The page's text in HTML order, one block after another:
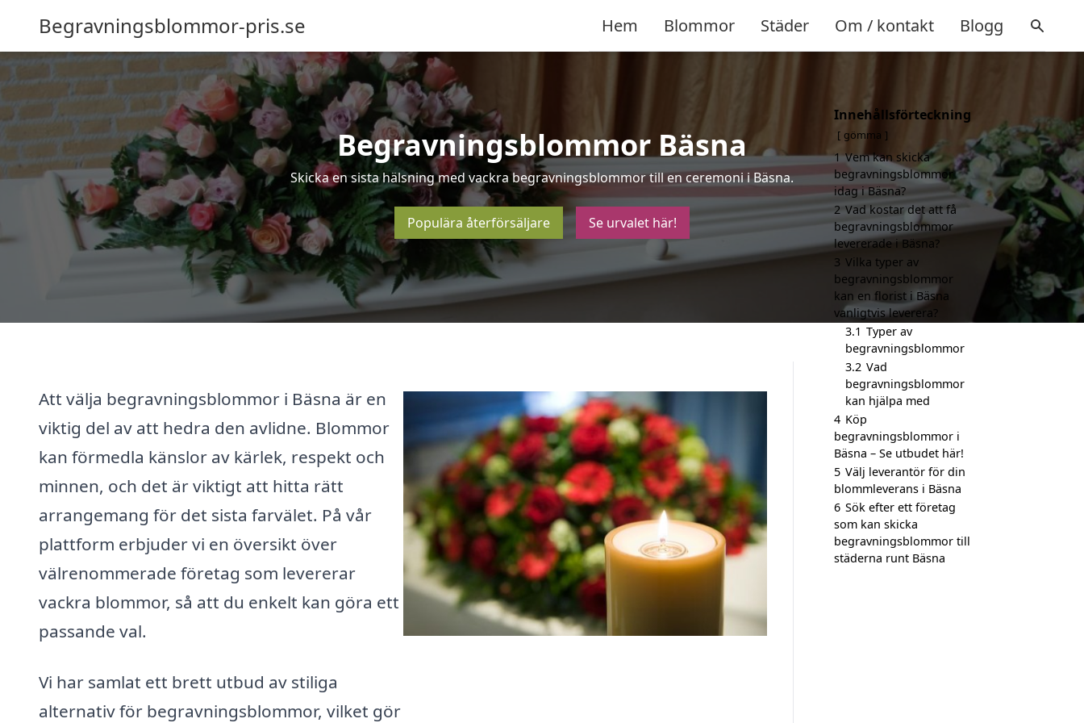
Begravningsblommor-pris.se Hem Blommor Städer Om / kontakt Blogg
Begravningsblommor Bäsna
Skicka en sista hälsning med vackra begravningsblommor till en ceremoni i Bäsna.
Populära återförsäljare Se urvalet här!
Att välja begravningsblommor i Bäsna är en
viktig del av att hedra den avlidne. Blommor
kan förmedla känslor av kärlek, respekt och
minnen, och det är viktigt att hitta rätt
arrangemang för det sista farvälet. På vår
plattform erbjuder vi en översikt över
välrenommerade företag som levererar
vackra blommor, så att du enkelt kan göra ett
passande val.
Vi har samlat ett brett utbud av stiliga
alternativ för begravningsblommor, vilket gör
Innehållsförteckning
gömma
1 Vem kan skicka
begravningsblommor
idag i Bäsna?
2 Vad kostar det att få
begravningsblommor
levererade i Bäsna?
3 Vilka typer av
begravningsblommor
kan en florist i Bäsna
vanligtvis leverera?
3.1 Typer av
begravningsblommor
3.2 Vad
begravningsblommor
kan hjälpa med
4 Köp
begravningsblommor i
Bäsna – Se utbudet här!
5 Välj leverantör för din
blommleverans i Bäsna
6 Sök efter ett företag
som kan skicka
begravningsblommor till
städerna runt Bäsna